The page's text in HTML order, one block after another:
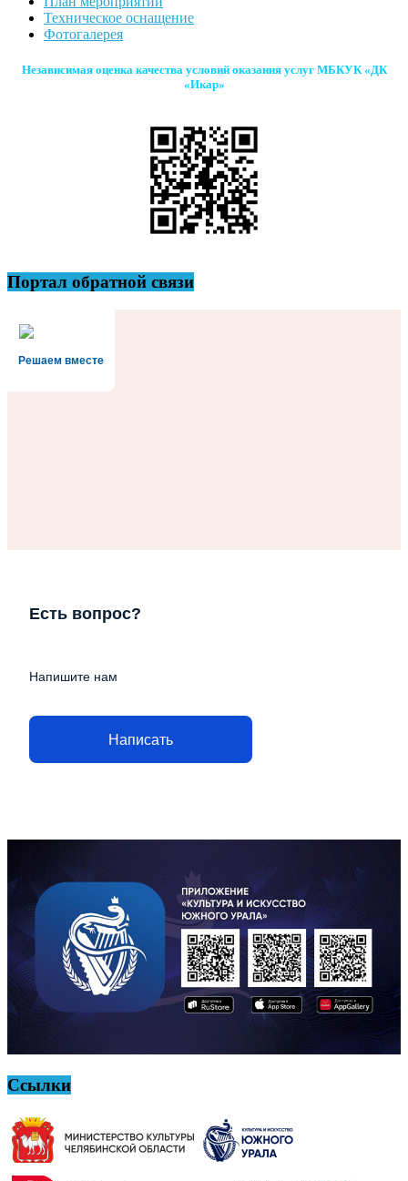
Техническое оснащение
Фотогалерея
Независимая оценка качества условий оказания услуг МБКУК «ДК
«Икар»
Портал обратной связи
Решаем вместе
Есть вопрос?
Напишите нам
Написать
Ссылки